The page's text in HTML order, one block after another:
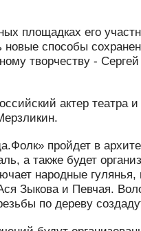
площадках его
новые способы
творчеству -
актер театра
пройдет в
а также будет
народные
Зыкова и Певчая.
по дереву